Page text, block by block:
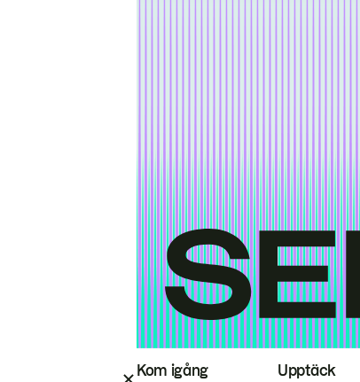
Kom igång Upptäck